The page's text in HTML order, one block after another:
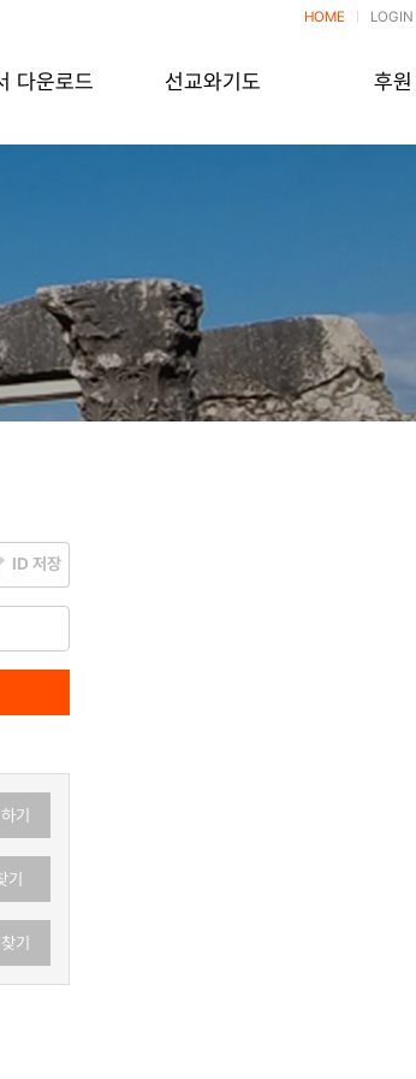
HOME LOGIN
다운로드 선교와기도 후원
ID 저장
기
기
기